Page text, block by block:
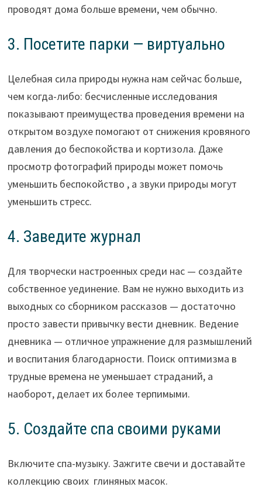
проводят дома больше времени, чем обычно.
3. Посетите парки — виртуально
Целебная сила природы нужна нам сейчас больше,
чем когда-либо: бесчисленные исследования
показывают преимущества проведения времени на
открытом воздухе помогают от снижения кровяного
давления до беспокойства и кортизола. Даже
просмотр фотографий природы может помочь
уменьшить беспокойство , а звуки природы могут
уменьшить стресс.
4. Заведите журнал
Для творчески настроенных среди нас — создайте
собственное уединение. Вам не нужно выходить из
выходных со сборником рассказов — достаточно
просто завести привычку вести дневник. Ведение
дневника — отличное упражнение для размышлений
и воспитания благодарности. Поиск оптимизма в
трудные времена не уменьшает страданий, а
наоборот, делает их более терпимыми.
5. Создайте спа своими руками
Включите спа-музыку. Зажгите свечи и доставайте
коллекцию своих глиняных масок.